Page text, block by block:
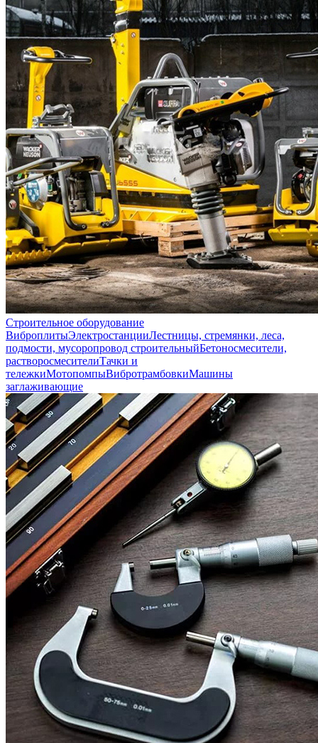
Строительное оборудование
ВиброплитыЭлектростанцииЛестницы, стремянки, леса,
подмости, мусоропровод строительныйБетоносмесители,
растворосмесителиТачки и
тележкиМотопомпыВибротрамбовкиМашины
заглаживающие